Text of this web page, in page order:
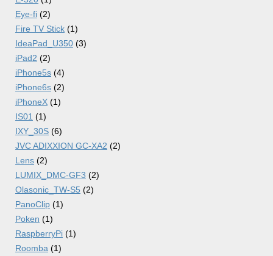
Eye-fi (2)
Fire TV Stick (1)
IdeaPad_U350 (3)
iPad2 (2)
iPhone5s (4)
iPhone6s (2)
iPhoneX (1)
IS01 (1)
IXY_30S (6)
JVC ADIXXION GC-XA2 (2)
Lens (2)
LUMIX_DMC-GF3 (2)
Olasonic_TW-S5 (2)
PanoClip (1)
Poken (1)
RaspberryPi (1)
Roomba (1)